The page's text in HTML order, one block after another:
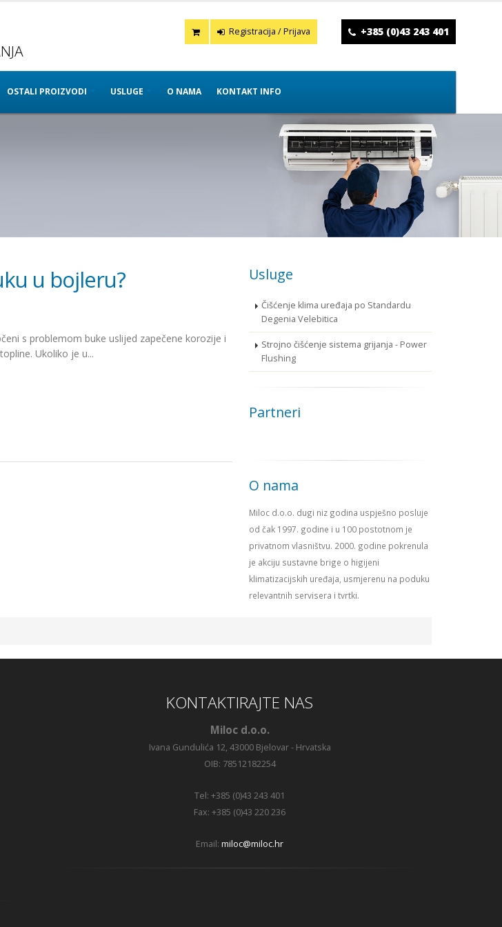
+385 (0)43 243 401
Registracija / Prijava
OSTALI PROIZVODI USLUGE O NAMA KONTAKT INFO
u bojleru?
s problemom buke uslijed zapečene korozije i
Ukoliko je u...
Usluge
Čišćenje klima uređaja po Standardu
Degenia Velebitica
Strojno čišćenje sistema grijanja - Power
Flushing
Partneri
O nama
Miloc d.o.o. dugi niz godina uspješno posluje
od čak 1997. godine i u 100 postotnom je
privatnom vlasništvu. 2000. godine pokrenula
je akciju sustavne brige o higijeni
klimatizacijskih uređaja, usmjerenu na poduku
relevantnih servisera i tvrtki.
KONTAKTIRAJTE NAS
Miloc d.o.o.
Ivana Gundulića 12, 43000 Bjelovar - Hrvatska
OIB: 78512182254
Tel: +385 (0)43 243 401
Fax: +385 (0)43 220 236
Email:miloc@miloc.hr